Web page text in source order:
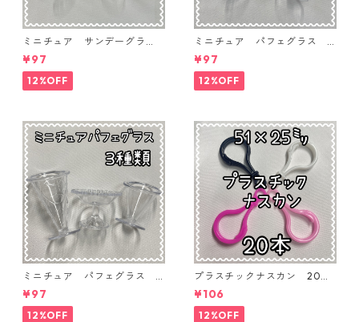
ミニチュア サンデーグラ
ス 3個入り【MNT-GLS-3P-
04】
¥97
12%OFF
ミニチュア パフェグラス 3
個入り【MNT-GLS-3P-03】
¥97
12%OFF
ミニチュア パフェグラス 3
個入り【MNT-GLS-3P-02】
¥97
12%OFF
プラスチックナスカン 20本
入り【PK-20】
¥106
12%OFF